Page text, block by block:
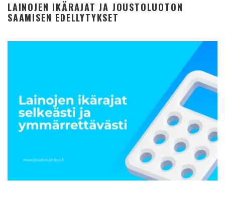
LAINOJEN IKÄRAJAT JA JOUSTOLUOTON
SAAMISEN EDELLYTYKSET